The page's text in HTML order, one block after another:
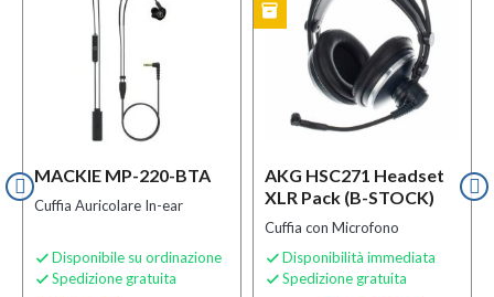
MACKIE MP-220-BTA
Cuffia Auricolare In-ear
 Disponibile su ordinazione
 Spedizione gratuita
AKG HSC271 Headset
XLR Pack (B-STOCK)
Cuffia con Microfono
 Disponibilità immediata
 Spedizione gratuita
inventory